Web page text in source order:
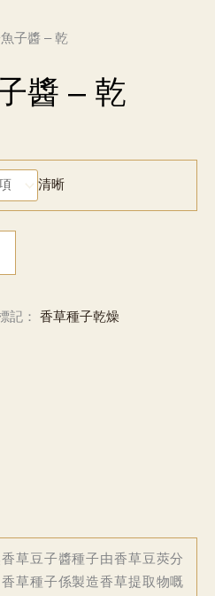
子醬 – 乾
醬 – 乾
清晰
記： 香草種子乾燥
草豆子醬種子由香草豆莢分
草種子係製造香草提取物嘅